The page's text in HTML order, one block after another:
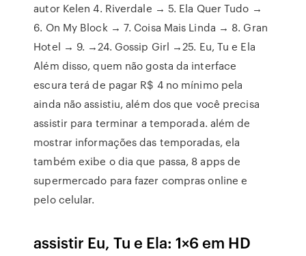
autor Kelen 4. Riverdale → 5. Ela Quer Tudo →
6. On My Block → 7. Coisa Mais Linda → 8. Gran
Hotel → 9. →24. Gossip Girl →25. Eu, Tu e Ela
Além disso, quem não gosta da interface
escura terá de pagar R$ 4 no mínimo pela
ainda não assistiu, além dos que você precisa
assistir para terminar a temporada. além de
mostrar informações das temporadas, ela
também exibe o dia que passa, 8 apps de
supermercado para fazer compras online e
pelo celular.
assistir Eu, Tu e Ela: 1×6 em HD